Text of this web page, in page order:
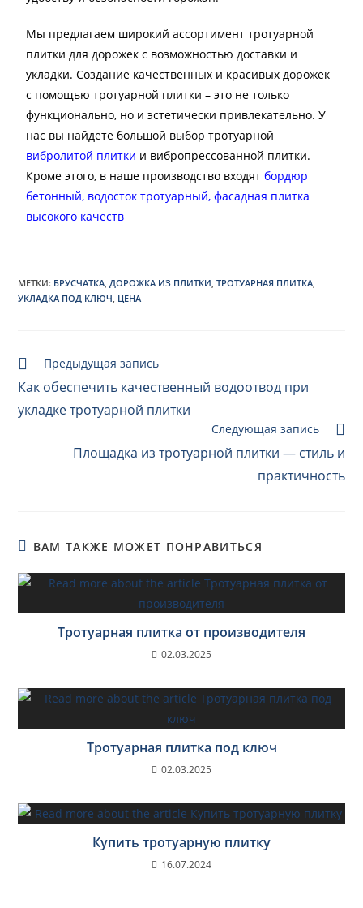
Мы предлагаем широкий ассортимент тротуарной
плитки для дорожек с возможностью доставки и
укладки. Создание качественных и красивых дорожек
с помощью тротуарной плитки – это не только
функционально, но и эстетически привлекательно. У
нас вы найдете большой выбор тротуарной
вибролитой плитки и вибропрессованной плитки.
Кроме этого, в наше производство входятбордюр
бетонный, водосток тротуарный, фасадная плитка
высокого качеств
МЕТКИ: БРУСЧАТКА, ДОРОЖКА ИЗ ПЛИТКИ, ТРОТУАРНАЯ ПЛИТКА,
УКЛАДКА ПОД КЛЮЧ, ЦЕНА
Предыдущая запись
Как обеспечить качественный водоотвод при
укладке тротуарной плитки
Следующая запись
Площадка из тротуарной плитки — стиль и
практичность
ВАМ ТАКЖЕ МОЖЕТ ПОНРАВИТЬСЯ
Тротуарная плитка от производителя
02.03.2025
Тротуарная плитка под ключ
02.03.2025
Купить тротуарную плитку
16.07.2024